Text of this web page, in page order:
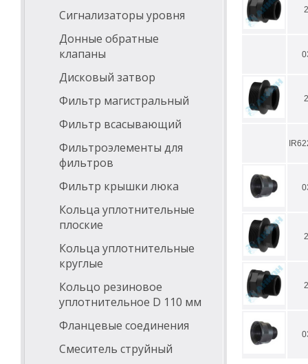
Сигнализаторы уровня
Донные обратные
клапаны
Дисковый затвор
Фильтр магистральный
Фильтр всасывающий
Фильтроэлементы для
фильтров
Фильтр крышки люка
Кольца уплотнительные
плоские
Кольца уплотнительные
круглые
Кольцо резиновое
уплотнительное D 110 мм
Фланцевые соединения
Смеситель струйный